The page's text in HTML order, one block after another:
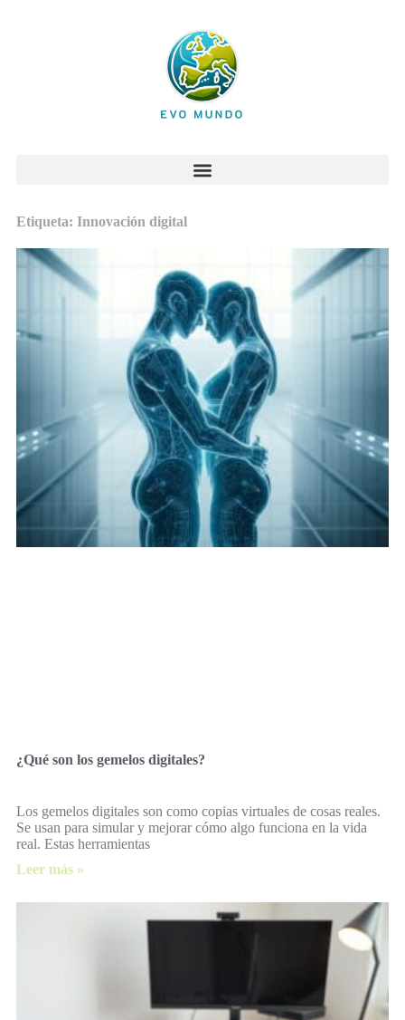
Etiqueta: Innovación digital
¿Qué son los gemelos digitales?
Los gemelos digitales son como copias virtuales de cosas reales.
Se usan para simular y mejorar cómo algo funciona en la vida
real. Estas herramientas
Leer más »